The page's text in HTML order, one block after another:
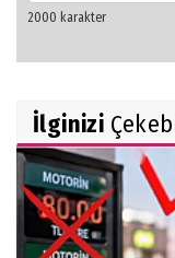
İlginizi